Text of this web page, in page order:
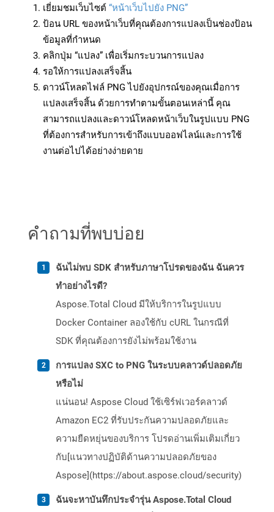
เยี่ยมชมเว็บไซต์ “หน้าเว็บไปยัง PNG”
ป้อน URL ของหน้าเว็บที่คุณต้องการแปลงเป็นช่องป้อน
ข้อมูลที่กำหนด
คลิกปุ่ม “แปลง” เพื่อเริ่มกระบวนการแปลง
รอให้การแปลงเสร็จสิ้น
ดาวน์โหลดไฟล์ PNG ไปยังอุปกรณ์ของคุณเมื่อการ
แปลงเสร็จสิ้น ด้วยการทำตามขั้นตอนเหล่านี้ คุณ
สามารถแปลงและดาวน์โหลดหน้าเว็บในรูปแบบ PNG
ที่ต้องการสำหรับการเข้าถึงแบบออฟไลน์และการใช้
งานต่อไปได้อย่างง่ายดาย
คำถามที่พบบ่อย
ฉันไม่พบ SDK สำหรับภาษาโปรดของฉัน ฉันควร
ทำอย่างไรดี?
Aspose.Total Cloud มีให้บริการในรูปแบบ
Docker Container ลองใช้กับ cURL ในกรณีที่
SDK ที่คุณต้องการยังไม่พร้อมใช้งาน
การแปลง SXC to PNG ในระบบคลาวด์ปลอดภัย
หรือไม่
แน่นอน! Aspose Cloud ใช้เซิร์ฟเวอร์คลาวด์
Amazon EC2 ที่รับประกันความปลอดภัยและ
ความยืดหยุ่นของบริการ โปรดอ่านเพิ่มเติมเกี่ยว
กับ[แนวทางปฏิบัติด้านความปลอดภัยของ
Aspose](https://about.aspose.cloud/security)
ฉันจะหาบันทึกประจำรุ่น Aspose.Total Cloud